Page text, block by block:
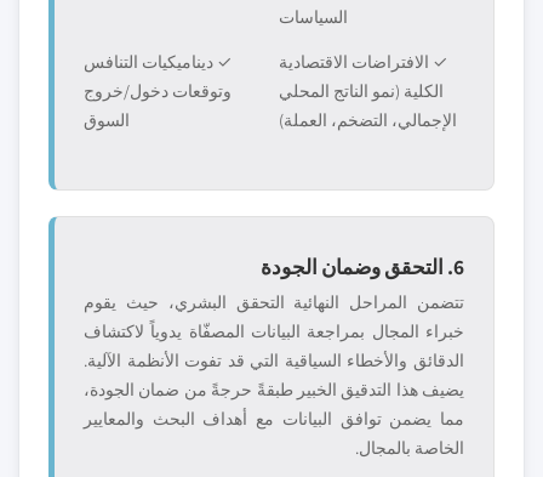
السياسات
✓ الافتراضات الاقتصادية
الكلية (نمو الناتج المحلي
الإجمالي، التضخم، العملة)
✓ ديناميكيات التنافس
وتوقعات دخول/خروج
السوق
6. التحقق وضمان الجودة
تتضمن المراحل النهائية التحقق البشري، حيث يقوم
خبراء المجال بمراجعة البيانات المصفّاة يدوياً لاكتشاف
الدقائق والأخطاء السياقية التي قد تفوت الأنظمة الآلية.
يضيف هذا التدقيق الخبير طبقةً حرجةً من ضمان الجودة،
مما يضمن توافق البيانات مع أهداف البحث والمعايير
الخاصة بالمجال.